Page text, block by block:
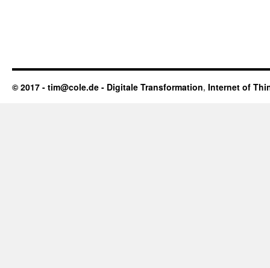
© 2017 - tim@cole.de - Digitale Transformation, Internet of